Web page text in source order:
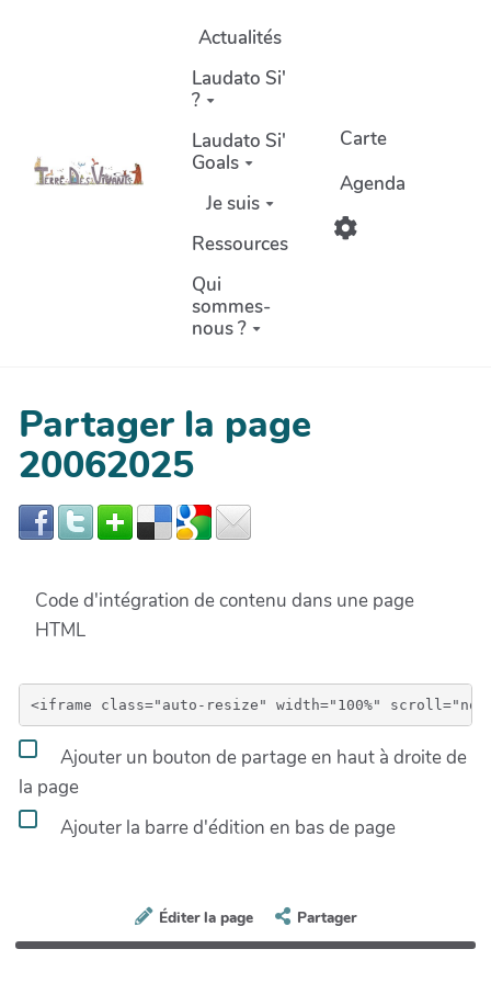
Aller au contenu principalActualités
Laudato Si'
?
Laudato Si'
Goals
Je suis
Ressources
Qui
sommes-
nous ?
Carte
Agenda
Partager la page
20062025
Code d'intégration de contenu dans une page
HTML
Ajouter un bouton de partage en haut à droite de
la page
Ajouter la barre d'édition en bas de page
Éditer la page Partager